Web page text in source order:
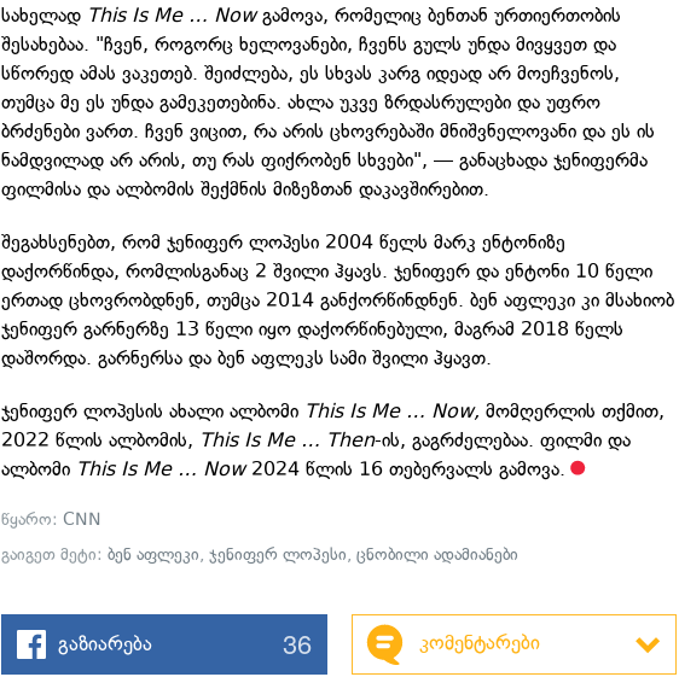
სახელად This Is Me … Nowგამოვა, რომელიც ბენთან ურთიერთობის
შესახებაა. "ჩვენ, როგორც ხელოვანები, ჩვენს გულს უნდა მივყვეთ და
სწორედ ამას ვაკეთებ. შეიძლება, ეს სხვას კარგ იდეად არ მოეჩვენოს,
თუმცა მე ეს უნდა გამეკეთებინა. ახლა უკვე ზრდასრულები და უფრო
ბრძენები ვართ. ჩვენ ვიცით, რა არის ცხოვრებაში მნიშვნელოვანი და ეს ის
ნამდვილად არ არის, თუ რას ფიქრობენ სხვები", — განაცხადა ჯენიფერმა
ფილმისა და ალბომის შექმნის მიზეზთან დაკავშირებით.
შეგახსენებთ, რომ ჯენიფერ ლოპესი 2004 წელს მარკ ენტონიზე
დაქორწინდა, რომლისგანაც 2 შვილი ჰყავს. ჯენიფერ და ენტონი 10 წელი
ერთად ცხოვრობდნენ, თუმცა 2014 განქორწინდნენ. ბენ აფლეკი კი მსახიობ
ჯენიფერ გარნერზე 13 წელი იყო დაქორწინებული, მაგრამ 2018 წელს
დაშორდა. გარნერსა და ბენ აფლეკს სამი შვილი ჰყავთ.
ჯენიფერ ლოპესის ახალი ალბომი This Is Me … Now,მომღერლის თქმით,
2022 წლის ალბომის, This Is Me … Then-ის, გაგრძელებაა. ფილმი და
ალბომი This Is Me … Now2024 წლის 16 თებერვალს გამოვა.
წყარო:CNN
გაიგეთ მეტი:ბენ აფლეკი,ჯენიფერ ლოპესი,ცნობილი ადამიანები
გაზიარება 36 კომენტარები